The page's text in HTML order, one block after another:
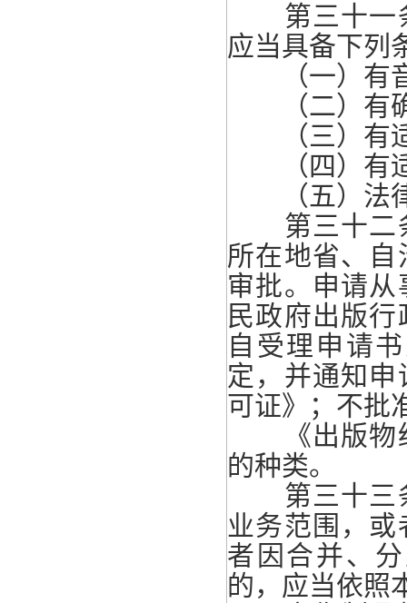
第三十一
应当具备下列
（一）有音
（二）有确
（三）有适
（四）有适
（五）法律
第三十二
所在地省、
审批。申请
民政府出版
自受理申请
定，并通知
可证》；不批
《出版物经
的种类。
第三十三
业务范围，
者因合并、
的，应当依照